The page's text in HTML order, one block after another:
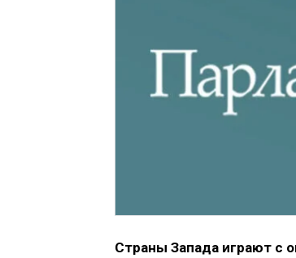
Страны Запада играют с